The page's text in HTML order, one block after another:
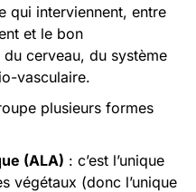
qui interviennent, entre
et le bon
cerveau, du système
vasculaire.
plusieurs formes
(ALA) : c’est l’unique
végétaux (donc l’unique